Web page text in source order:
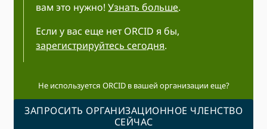
вам это нужно!Узнать больше.
Если у вас еще нет ORCID я бы,
зарегистрируйтесь сегодня.
Не используется ORCID в вашей организации еще?
ЗАПРОСИТЬ ОРГАНИЗАЦИОННОЕ ЧЛЕНСТВО
СЕЙЧАС